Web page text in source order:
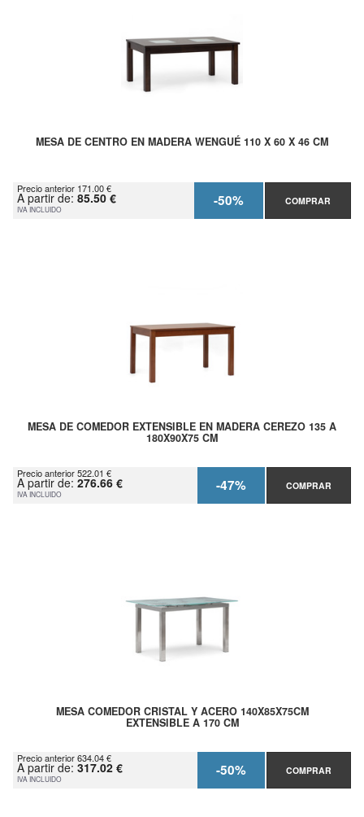
MESA DE CENTRO EN MADERA WENGUÉ 110 X 60 X 46 CM
Precio anterior 171.00 €
A partir de: 85.50 €
IVA INCLUIDO -50% COMPRAR
MESA DE COMEDOR EXTENSIBLE EN MADERA CEREZO 135 A
180X90X75 CM
Precio anterior 522.01 €
A partir de: 276.66 €
IVA INCLUIDO -47% COMPRAR
MESA COMEDOR CRISTAL Y ACERO 140X85X75CM
EXTENSIBLE A 170 CM
Precio anterior 634.04 €
A partir de: 317.02 €
IVA INCLUIDO -50% COMPRAR